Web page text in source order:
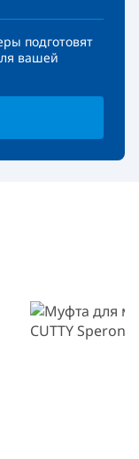
подготовят
вашей